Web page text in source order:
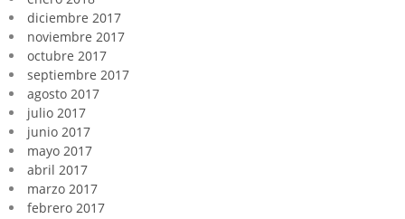
diciembre 2017
noviembre 2017
octubre 2017
septiembre 2017
agosto 2017
julio 2017
junio 2017
mayo 2017
abril 2017
marzo 2017
febrero 2017